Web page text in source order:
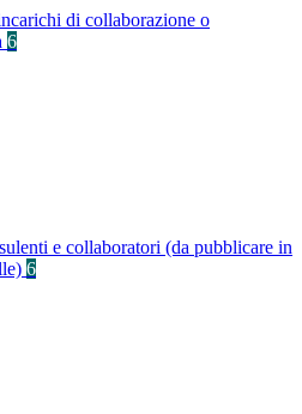
di collaborazione o
6
e collaboratori (da pubblicare in
6